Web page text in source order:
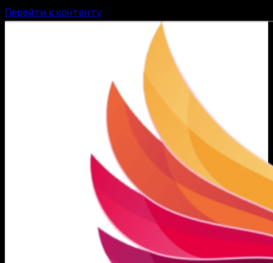
Перейти к контенту